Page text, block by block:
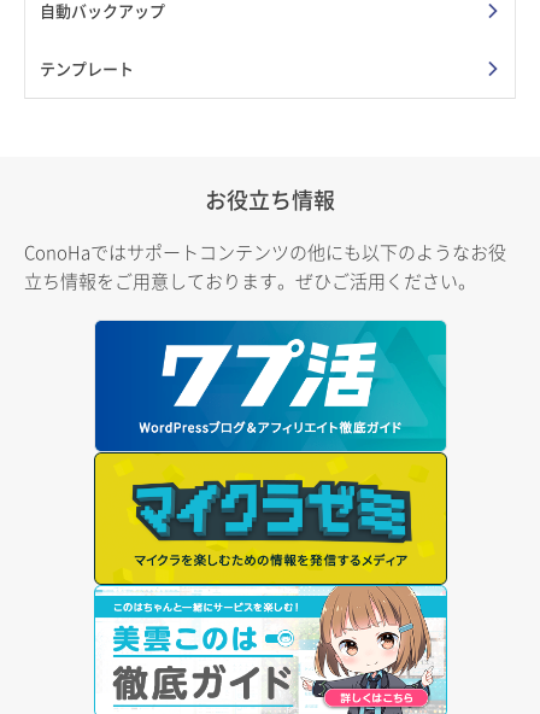
自動バックアップ
テンプレート
お役立ち情報
ConoHaではサポートコンテンツの他にも以下のようなお役
立ち情報をご用意しております。ぜひご活用ください。